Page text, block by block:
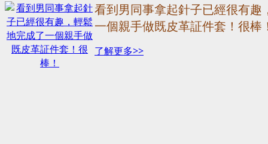
看到男同事拿起針子已經很有趣
一個親手做既皮革証件套！很棒
了解更多>>